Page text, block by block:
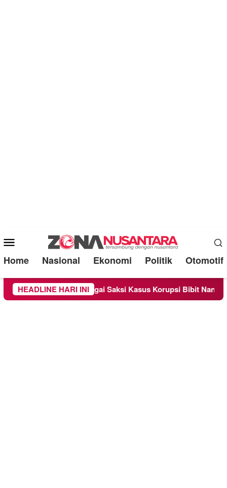
Mobile
Menu
Home Nasional Ekonomi Politik Otomotif
HEADLINE HARI INI
Diperiksa Sebagai Saksi Kasus Korupsi Bibit Nanas Sulsel